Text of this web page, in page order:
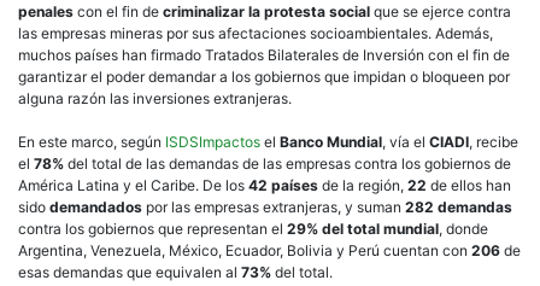
penales con el fin de criminalizar la protesta social que se ejerce contra
las empresas mineras por sus afectaciones socioambientales. Además,
muchos países han firmado Tratados Bilaterales de Inversión con el fin de
garantizar el poder demandar a los gobiernos que impidan o bloqueen por
alguna razón las inversiones extranjeras.
En este marco, según ISDSImpactos el Banco Mundial, vía el CIADI, recibe
el 78% del total de las demandas de las empresas contra los gobiernos de
América Latina y el Caribe. De los 42 países de la región, 22 de ellos han
sido demandados por las empresas extranjeras, y suman 282 demandas
contra los gobiernos que representan el 29% del total mundial, donde
Argentina, Venezuela, México, Ecuador, Bolivia y Perú cuentan con 206 de
esas demandas que equivalen al 73% del total.